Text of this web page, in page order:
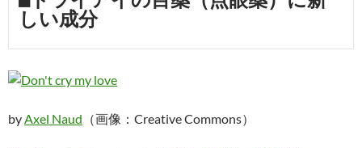
しい成分
byAxel Naud （画像：Creative Commons）